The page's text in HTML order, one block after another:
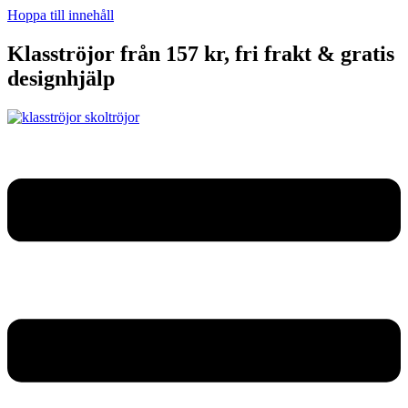
Hoppa till innehåll
Klasströjor från 157 kr, fri frakt & gratis
designhjälp